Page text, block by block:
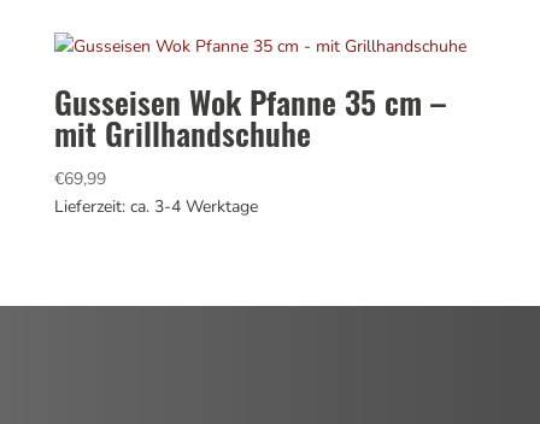
Gusseisen Wok Pfanne 35 cm –
mit Grillhandschuhe
€69,99
Lieferzeit: ca. 3-4 Werktage